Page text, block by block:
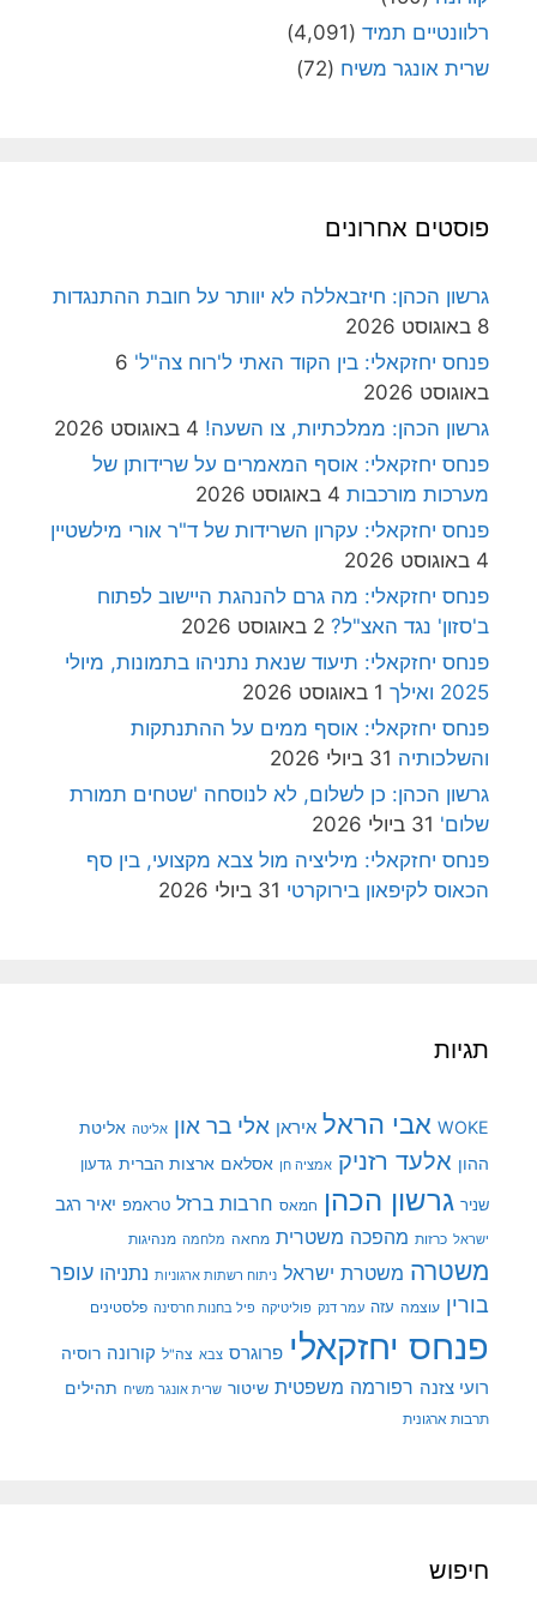
רלוונטיים תמיד (4,091)
שרית אונגר משיח (72)
פוסטים אחרונים
גרשון הכהן: חיזבאללה לא יוותר על חובת ההתנגדות
8 באוגוסט 2026
פנחס יחזקאלי: בין הקוד האתי ל'רוח צה"ל' 6
באוגוסט 2026
גרשון הכהן: ממלכתיות, צו השעה! 4 באוגוסט 2026
פנחס יחזקאלי: אוסף המאמרים על שרידותן של
מערכות מורכבות 4 באוגוסט 2026
פנחס יחזקאלי: עקרון השרידות של ד"ר אורי מילשטיין
4 באוגוסט 2026
פנחס יחזקאלי: מה גרם להנהגת היישוב לפתוח
ב'סזון' נגד האצ"ל? 2 באוגוסט 2026
פנחס יחזקאלי: תיעוד שנאת נתניהו בתמונות, מיולי
2025 ואילך
1 באוגוסט 2026
פנחס יחזקאלי: אוסף ממים על ההתנתקות
והשלכותיה 31 ביולי 2026
גרשון הכהן: כן לשלום, לא לנוסחה 'שטחים תמורת
שלום' 31 ביולי 2026
פנחס יחזקאלי: מיליציה מול צבא מקצועי, בין סף
הכאוס לקיפאון בירוקרטי 31 ביולי 2026
תגיות
WOKE אבי הראל איראן אלי בר און אליטה אליטת
ההון אלעד רזניק אמציה חן אסלאם ארצות הברית גדעון
שניר גרשון הכהן חמאס חרבות ברזל טראמפ יאיר רגב
ישראל כרזות מהפכה משטרית מחאה מלחמה מנהיגות
משטרה משטרת ישראל ניתוח רשתות ארגוניות נתניהו עופר
בורין עוצמה עזה עמר דנק פוליטיקה פיל בחנות חרסינה פלסטינים
פנחס יחזקאלי פרוגרס צבא צה"ל קורונה רוסיה
רועי צזנה רפורמה משפטית שיטור שרית אונגר משיח תהילים
תרבות ארגונית
חיפוש